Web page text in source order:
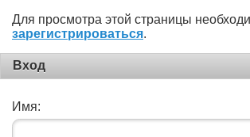
Для просмотра этой страницы
зарегистрироваться.
Вход
Имя: